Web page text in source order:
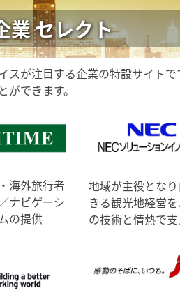
業 セレクト
スが注目する企業の特設サイト
ができます。
海外旅行者
ナビゲーシ
の提供
地域が主役とな
きる観光地経営
の技術と情熱で